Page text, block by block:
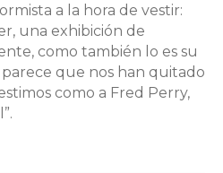
a la hora de vestir:
una exhibición de
como también lo es su
que nos han quitado
como a Fred Perry,